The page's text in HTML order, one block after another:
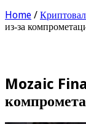
Home /
из‑за
Mozaic